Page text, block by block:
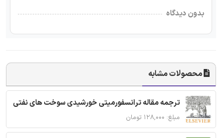
بدون دیدگاه
محصولات مشابه
ترجمه مقاله ترانسفورمیتی خورشیدی سوخت های نفتی
مبلغ: ۱۲۸,۰۰۰ تومان